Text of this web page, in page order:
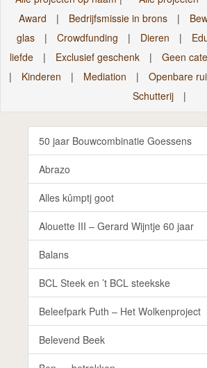
Award
| Bedrijfsmissie in brons |
glas
| Crowdfunding | Dieren |
liefde
| Exclusief geschenk | Geen
|
Kinderen | Mediation | Openbare
Schutterij
|
50 jaar Bouwcombinatie Goessens
Abrazo
Alles kûmptj goot
Alouette III – Gerard Wijntje 60 jaar
Balans
BCL Steek en ’t BCL steekske
Beleefpark Puth – Het Wolkenproject
Belevend Beek